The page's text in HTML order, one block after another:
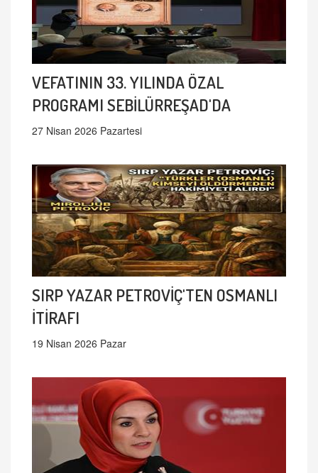
VEFATININ 33. YILINDA ÖZAL
PROGRAMI SEBİLÜRREŞAD'DA
27 Nisan 2026 Pazartesi
SIRP YAZAR PETROVİÇ'TEN OSMANLI
İTİRAFI
19 Nisan 2026 Pazar